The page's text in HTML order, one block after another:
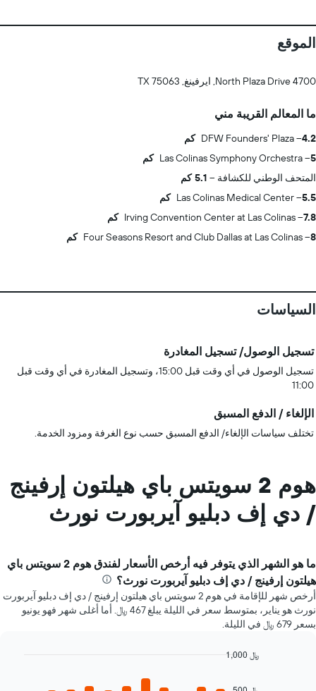
الموقع
4700 North Plaza Drive, ايرفينغ, TX 75063
ما المعالم القريبة مني
DFW Founders' Plaza
4.2 كم
Las Colinas Symphony Orchestra
5 كم
المتحف الوطني للكشافة
5.1 كم
Las Colinas Medical Center
5.5 كم
Irving Convention Center at Las Colinas
7.8 كم
Four Seasons Resort and Club Dallas at Las Colinas
8 كم
السياسات
تسجيل الوصول/ تسجيل المغادرة
تسجيل الوصول في أي وقت قبل 15:00، وتسجيل المغادرة في أي وقت قبل
11:00
الإلغاء / الدفع المسبق
تختلف سياسات الإلغاء/ الدفع المسبق حسب نوع الغرفة ومزود الخدمة.
هوم 2 سويتس باي هيلتون إرفينج
/ دي إف دبليو آيربورت نورث
ما هو الشهر الذي يتوفر فيه أرخص الأسعار لفندق هوم 2 سويتس باي
هيلتون إرفينج / دي إف دبليو آيربورت نورث؟
أرخص شهر للإقامة في هوم 2 سويتس باي هيلتون إرفينج / دي إف دبليو آيربورت
نورث هو يناير، بمتوسط سعر في الليلة يبلغ 467 ﷼. أما أغلى شهر فهو يونيو
بسعر 679 ﷼ في الليلة.
1,000 ﷼